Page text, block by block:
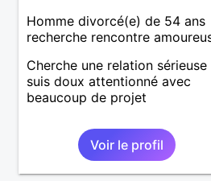
Homme divorcé(e) de 54 ans
recherche rencontre
Cherche une relation sérieuse
suis doux attentionné avec
beaucoup de projet
Voir le profil